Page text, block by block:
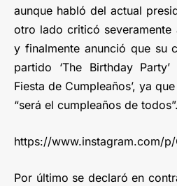
aunque habló del actual
otro lado criticó
y finalmente anunció que su
partido ‘The Birthday
Fiesta de Cumpleaños’, ya
“será el cumpleaños de todos”.
https://www.instagram.com/
Por último se declaró en